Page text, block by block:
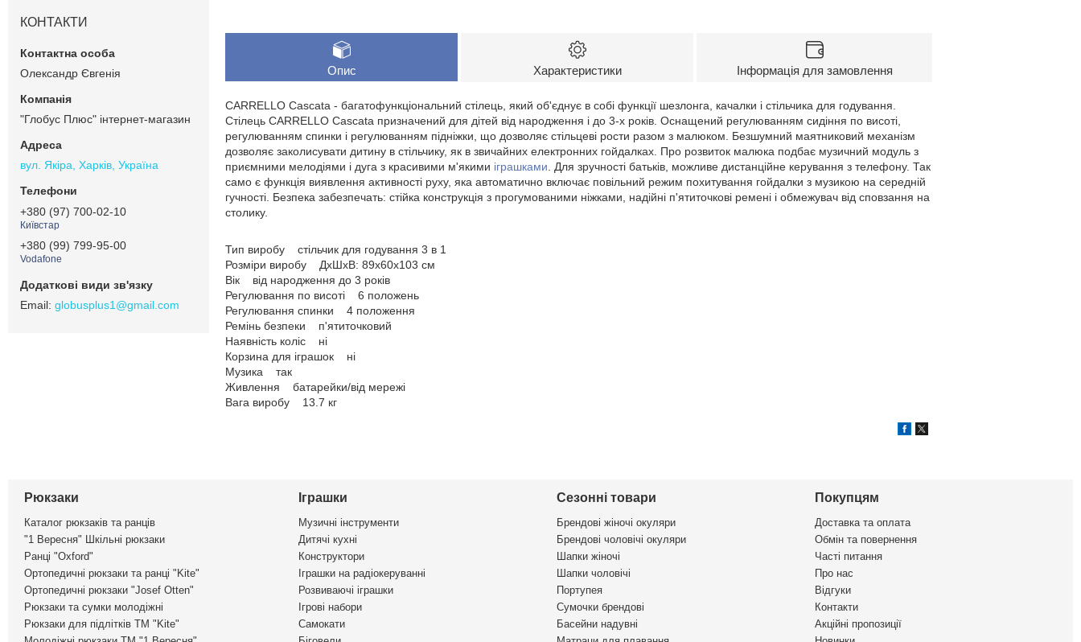
Опис Характеристики Інформація для замовлення
CARRELLO Cascata - багатофункціональний стілець, який об'єднує в собі функції шезлонга, качалки і стільчика для годування.
Стілець CARRELLO Cascata призначений для дітей від народження і до 3-х років. Оснащений регулюванням сидіння по висоті,
регулюванням спинки і регулюванням підніжки, що дозволяє стільцеві рости разом з малюком. Безшумний маятниковий механізм
дозволяє заколисувати дитину в стільчику, як в звичайних електронних гойдалках. Про розвиток малюка подбає музичний модуль з
приємними мелодіями і дуга з красивими м'якими іграшками . Для зручності батьків, можливе дистанційне керування з телефону. Так
само є функція виявлення активності руху, яка автоматично включає повільний режим похитування гойдалки з музикою на середній
гучності. Безпека забезпечать: стійка конструкція з прогумованими ніжками, надійні п'ятиточкові ремені і обмежувач від сповзання на
столику.
Тип виробу стільчик для годування 3 в 1
Розміри виробу ДхШхВ: 89х60х103 см
Вік від народження до 3 років
Регулювання по висоті 6 положень
Регулювання спинки 4 положення
Ремінь безпеки п'ятиточковий
Наявність коліс ні
Корзина для іграшок ні
Музика так
Живлення батарейки/від мережі
Вага виробу 13.7 кг
КОНТАКТИ
Олександр Євгенія
"Глобус Плюс" інтернет-магазин
вул. Якіра, Харків, Україна
+380 (97) 700-02-10
Київстар
+380 (99) 799-95-00
Vodafone
globusplus1@gmail.com
Рюкзаки
Каталог рюкзаків та ранців
"1 Вересня" Шкільні рюкзаки
Ранці "Oxford"
Ортопедичні рюкзаки та ранці "Kite"
Ортопедичні рюкзаки "Josef Otten"
Рюкзаки та сумки молодіжні
Рюкзаки для підлітків ТМ "Kite"
Іграшки
Музичні інструменти
Дитячі кухні
Конструктори
Іграшки на радіокеруванні
Розвиваючі іграшки
Ігрові набори
Самокати
Сезонні товари
Брендові жіночі окуляри
Брендові чоловічі окуляри
Шапки жіночі
Шапки чоловічі
Портупея
Сумочки брендові
Басейни надувні
Покупцям
Доставка та оплата
Обмін та повернення
Часті питання
Про нас
Відгуки
Контакти
Акційні пропозиції